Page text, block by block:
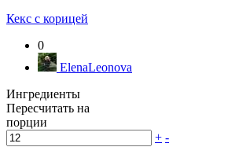
Кекс с корицей
0
ElenaLeonova
Ингредиенты
Пересчитать на
порции
+ -